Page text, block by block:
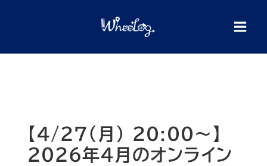
【4/27(月) 20:00〜】
2026年4月のオンライン